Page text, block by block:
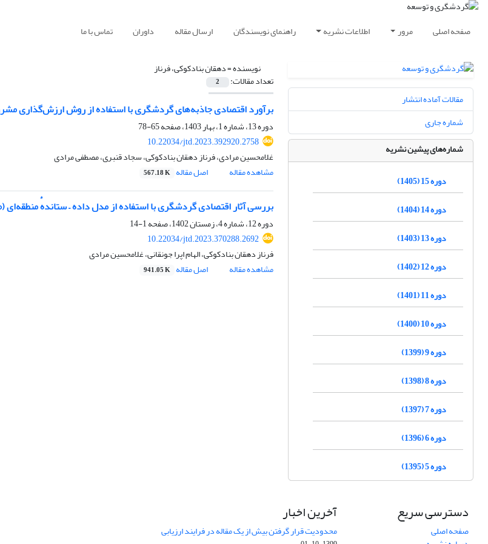
صفحه اصلی مرور اطلاعات نشریه راهنمای نویسندگان ارسال مقاله داوران تماس با ما
نویسنده =دهقان بنادکوکی، فرناز
تعداد مقالات: 2
برآورد اقتصادی جاذبه‌های گردشگری با استفاده از روش ارزش‌گذاری
دوره 13، شماره 1، بهار 1403، صفحه
65-78
10.22034/jtd.2023.392920.2758
غلامحسین مرادی، فرناز دهقان بنادکوکی، سجاد قنبری، مصطفی مرادی
مشاهده مقاله
اصل مقاله 567.18 K
بررسی آثار اقتصادی گردشگری با استفاده از مدل داده – ستاندهٔ منطقه‌ای
دوره 12، شماره 4، زمستان 1402، صفحه
1-14
10.22034/jtd.2023.370288.2692
فرناز دهقان بنادکوکی، الهام اپرا جونقانی، غلامحسین مرادی
مشاهده مقاله
اصل مقاله 941.05 K
مقالات آماده انتشار
شماره جاری
شماره‌های پیشین نشریه
دوره 15 (1405)
دوره 14 (1404)
دوره 13 (1403)
دوره 12 (1402)
دوره 11 (1401)
دوره 10 (1400)
دوره 9 (1399)
دوره 8 (1398)
دوره 7 (1397)
دوره 6 (1396)
دوره 5 (1395)
دسترسی سریع
صفحه اصلی
آخرین اخبار
محدودیت قرار گرفتن بیش از یک مقاله در فرایند ارزیابی